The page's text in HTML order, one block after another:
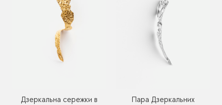
Дзеркальна сережки в
Пара Дзеркальних